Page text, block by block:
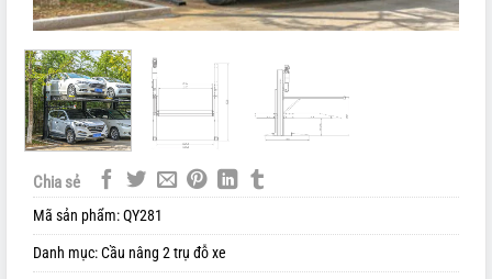
Chia sẻ
Mã sản phẩm:QY281
Danh mục:Cầu nâng 2 trụ đỗ xe